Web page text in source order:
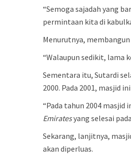
“Semoga sajadah yang
permintaan kita di
Menurutnya,
“Walaupun sedikit, lama
Sementara itu, Sutardi
2000. Pada 2001, masjid
“Pada tahun 2004
Emiratesyang selesai
Sekarang, lanjitnya,
akan diperluas.